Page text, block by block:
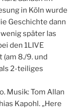
in Köln wurde
Geschichte dann
später las
den 1LIVE
(am 8./9. und
2-teiliges
Musik: Tom Allan
Kapohl. „Here